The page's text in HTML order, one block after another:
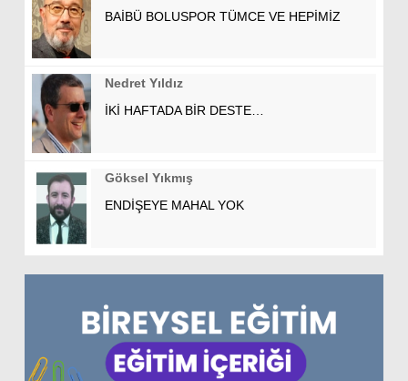
BAİBÜ BOLUSPOR TÜMCE VE HEPİMİZ
Nedret Yıldız
İKİ HAFTADA BİR DESTE…
Göksel Yıkmış
ENDİŞEYE MAHAL YOK